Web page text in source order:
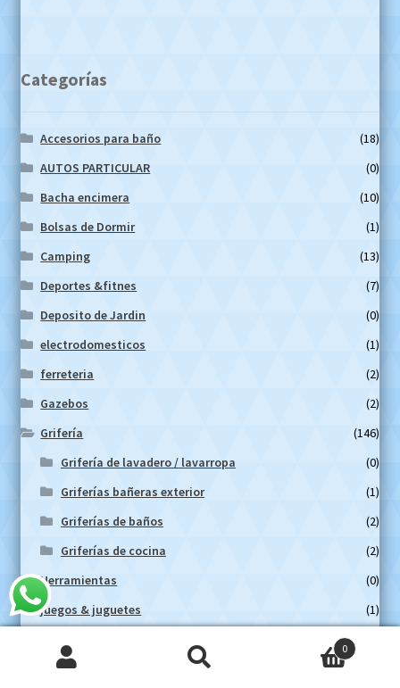
Categorías
Accesorios para baño
(18)
AUTOS PARTICULAR
(0)
Bacha encimera
(10)
Bolsas de Dormir
(1)
Camping
(13)
Deportes &fitnes
(7)
Deposito de Jardin
(0)
electrodomesticos
(1)
ferreteria
(2)
Gazebos
(2)
Grifería
(146)
Grifería de lavadero / lavarropa
(0)
Griferías bañeras exterior
(1)
Griferías de baños
(2)
Griferías de cocina
(2)
Herramientas
(0)
juegos & juguetes
(1)
Lavamanos
0